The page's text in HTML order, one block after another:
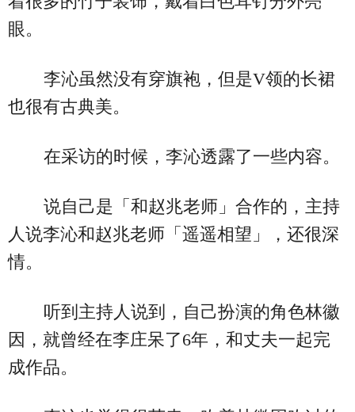
眼。
李沁虽然没有穿旗袍，但是V领的长裙
也很有古典美。
在采访的时候，李沁透露了一些内容。
说自己是「和赵兆老师」合作的，主持
人说李沁和赵兆老师「遥遥相望」，还很深
情。
听到主持人说到，自己扮演的角色林徽
因，就曾经在李庄呆了6年，和丈夫一起完
成作品。